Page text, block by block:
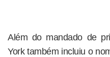
Além do mandado de
York também incluiu o